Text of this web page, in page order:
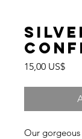
15,00 US$
Our